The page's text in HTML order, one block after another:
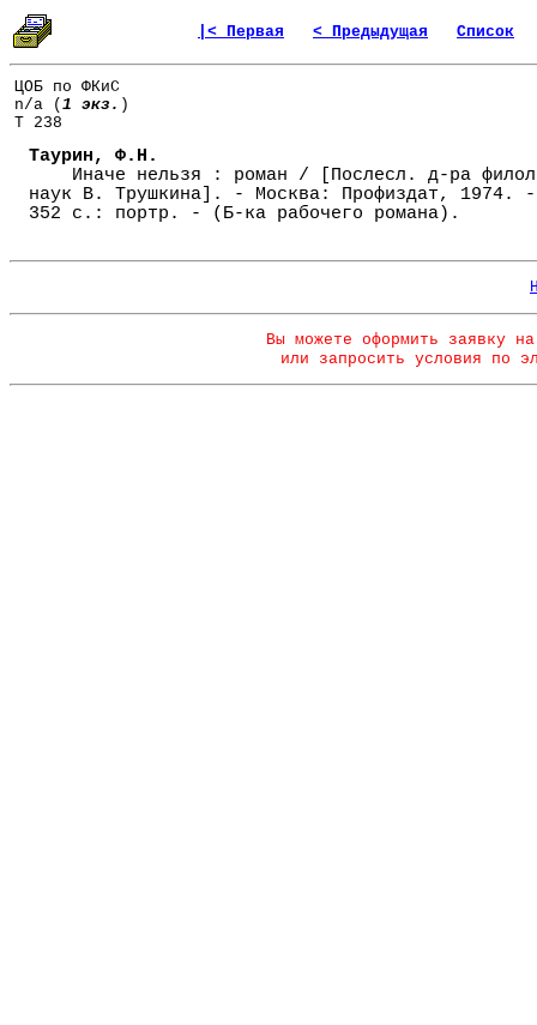
|< Первая < Предыдущая Список
ЦОБ по ФКиС
n/a ( 1 экз. )
Т 238
Таурин, Ф.Н.
Иначе нельзя : роман / [Послесл. д-ра
наук В. Трушкина]. - Москва: Профиздат, 1974. -
352 с.: портр. - (Б-ка рабочего романа).
Вы можете оформить заявку
или запросить условия по